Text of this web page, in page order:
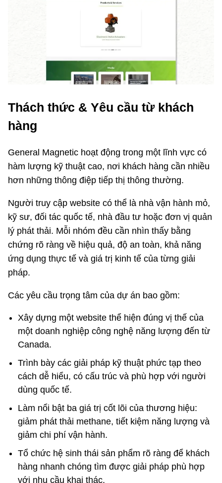
Thách thức & Yêu cầu từ khách
hàng
General Magnetic hoạt động trong một lĩnh vực có
hàm lượng kỹ thuật cao, nơi khách hàng cần nhiều
hơn những thông điệp tiếp thị thông thường.
Người truy cập website có thể là nhà vận hành mỏ,
kỹ sư, đối tác quốc tế, nhà đầu tư hoặc đơn vị quản
lý phát thải. Mỗi nhóm đều cần nhìn thấy bằng
chứng rõ ràng về hiệu quả, độ an toàn, khả năng
ứng dụng thực tế và giá trị kinh tế của từng giải
pháp.
Các yêu cầu trọng tâm của dự án bao gồm:
Xây dựng một website thể hiện đúng vị thế của
một doanh nghiệp công nghệ năng lượng đến từ
Canada.
Trình bày các giải pháp kỹ thuật phức tạp theo
cách dễ hiểu, có cấu trúc và phù hợp với người
dùng quốc tế.
Làm nổi bật ba giá trị cốt lõi của thương hiệu:
giảm phát thải methane, tiết kiệm năng lượng và
giảm chi phí vận hành.
Tổ chức hệ sinh thái sản phẩm rõ ràng để khách
hàng nhanh chóng tìm được giải pháp phù hợp
với nhu cầu khai thác.